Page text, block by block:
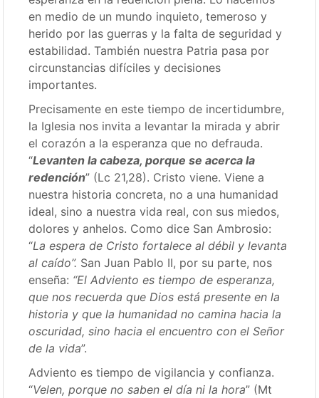
en medio de un mundo inquieto, temeroso y
herido por las guerras y la falta de seguridad y
estabilidad. También nuestra Patria pasa por
circunstancias difíciles y decisiones
importantes.
Precisamente en este tiempo de incertidumbre,
la Iglesia nos invita a levantar la mirada y abrir
el corazón a la esperanza que no defrauda.
“Levanten la cabeza, porque se acerca la
redención” (Lc 21,28). Cristo viene. Viene a
nuestra historia concreta, no a una humanidad
ideal, sino a nuestra vida real, con sus miedos,
dolores y anhelos. Como dice San Ambrosio:
“La espera de Cristo fortalece al débil y levanta
al caído”. San Juan Pablo II, por su parte, nos
enseña: “El Adviento es tiempo de esperanza,
que nos recuerda que Dios está presente en la
historia y que la humanidad no camina hacia la
oscuridad, sino hacia el encuentro con el Señor
de la vida”.
Adviento es tiempo de vigilancia y confianza.
“Velen, porque no saben el día ni la hora” (Mt